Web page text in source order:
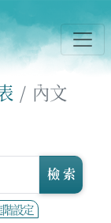
內文
設定
檢 索